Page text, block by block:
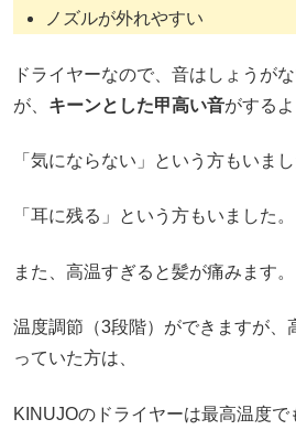
ノズルが外れやすい
ドライヤーなので、音はしょうが
が、 キーンとした甲高い音がするよ
「気にならない」という方もいまし
「耳に残る」という方もいました。
また、高温すぎると髪が痛みます。
温度調節（3段階）ができますが、
っていた方は、
KINUJOのドライヤーは最高温度で